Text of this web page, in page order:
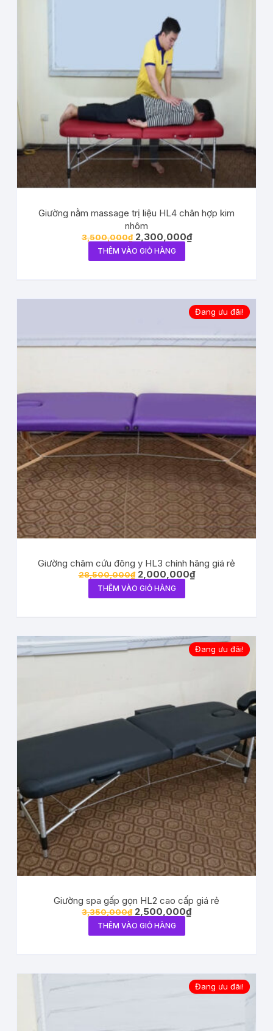
Giường nằm massage trị liệu HL4 chân hợp kim
nhôm
3,500,000₫ 2,300,000₫
THÊM VÀO GIỎ HÀNG
Đang ưu đãi!
Giường châm cứu đông y HL3 chính hãng giá rẻ
28,500,000₫ 2,000,000₫
THÊM VÀO GIỎ HÀNG
Đang ưu đãi!
Giường spa gấp gọn HL2 cao cấp giá rẻ
3,350,000₫ 2,500,000₫
THÊM VÀO GIỎ HÀNG
Đang ưu đãi!